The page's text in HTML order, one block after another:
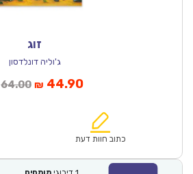
זוג
ג'וליה דונלדסון
64.00המחיר
₪64.00.
₪ 44.90המחיר
הוא:
כתוב חוות דעת